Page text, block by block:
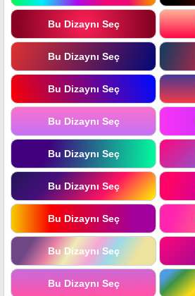
Bu Dizaynı Seç
Bu Dizaynı Seç
Bu Dizaynı Seç
Bu Dizaynı Seç
Bu Dizaynı Seç
Bu Dizaynı Seç
Bu Dizaynı Seç
Bu Dizaynı Seç
Bu Dizaynı Seç